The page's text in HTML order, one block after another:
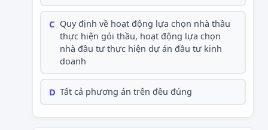
C Quy định về hoạt động lựa chọn nhà thầu
thực hiện gói thầu, hoạt động lựa chọn
nhà đầu tư thực hiện dự án đầu tư kinh
doanh
D Tất cả phương án trên đều đúng